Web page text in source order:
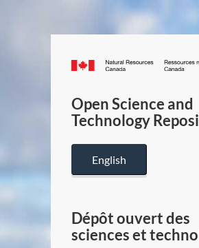
Canada.ca
Open Science and
Technology
English
Dépôt ouvert des
sciences et